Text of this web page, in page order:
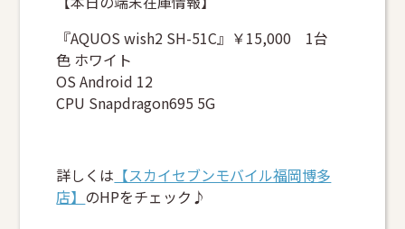
『AQUOS wish2 SH-51C』￥15,000 1台
色 ホワイト
OS Android 12
CPU Snapdragon695 5G
詳しくは 【スカイセブンモバイル福岡博多
店】 のHPをチェック♪